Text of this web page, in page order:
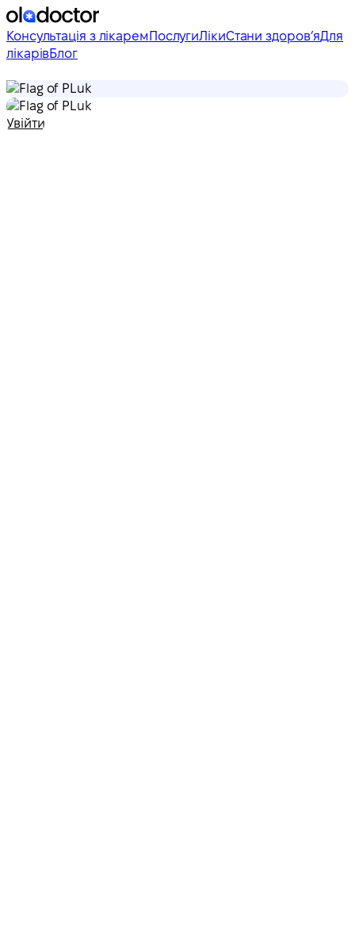
Консультація з лікарем ПослугиЛікиСтани здоровʼяДля
лікарівБлог
uk
uk
Увійти